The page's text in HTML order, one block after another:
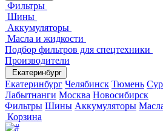
Фильтры
Шины
Аккумуляторы
Масла и жидкости
Подбор фильтров для спецтехники
Производители
Екатеринбург
Екатеринбург Челябинск Тюмень
Лабытнанги Москва Новосибирск
Фильтры Шины Аккумуляторы
Корзина